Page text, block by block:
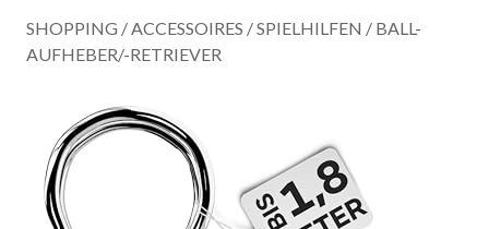
SHOPPING /ACCESSOIRES /SPIELHILFEN / BALL-
AUFHEBER/-RETRIEVER